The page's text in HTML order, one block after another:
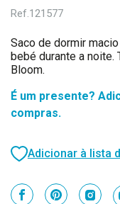
Ref.121577
Saco de dormir
bebé durante a noite.
Bloom.
É um presente?
compras.
Adicionar à lista